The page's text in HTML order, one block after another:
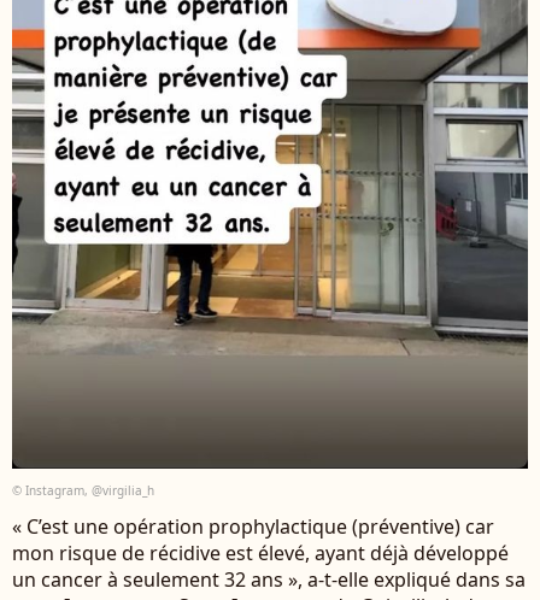
© Instagram, @virgilia_h
« C’est une opération prophylactique (préventive) car
mon risque de récidive est élevé, ayant déjà développé
un cancer à seulement 32 ans », a-t-elle expliqué dans sa